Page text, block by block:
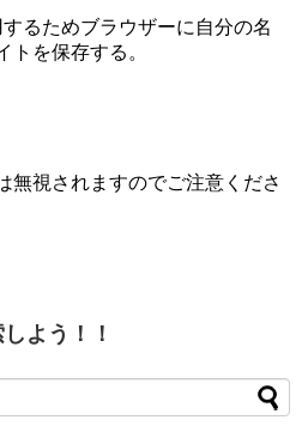
るためブラウザーに自分の名
トを保存する。
無視されますのでご注意くださ
よう！！